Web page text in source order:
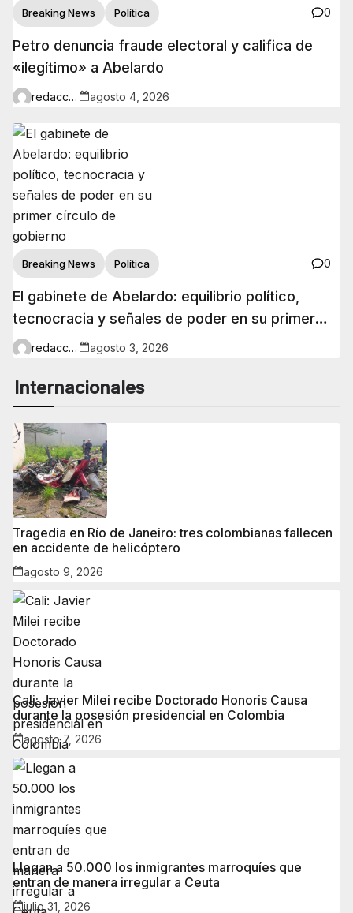
Breaking News Política 0
Petro denuncia fraude electoral y califica de
«ilegítimo» a Abelardo
redaccion agosto 4, 2026
Breaking News Política 0
El gabinete de Abelardo: equilibrio político,
tecnocracia y señales de poder en su primer
círculo de gobierno
redaccion agosto 3, 2026
Internacionales
Tragedia en Río de Janeiro: tres colombianas fallecen
en accidente de helicóptero
agosto 9, 2026
Cali: Javier Milei recibe Doctorado Honoris Causa
durante la posesión presidencial en Colombia
agosto 7, 2026
Llegan a 50.000 los inmigrantes marroquíes que
entran de manera irregular a Ceuta
julio 31, 2026